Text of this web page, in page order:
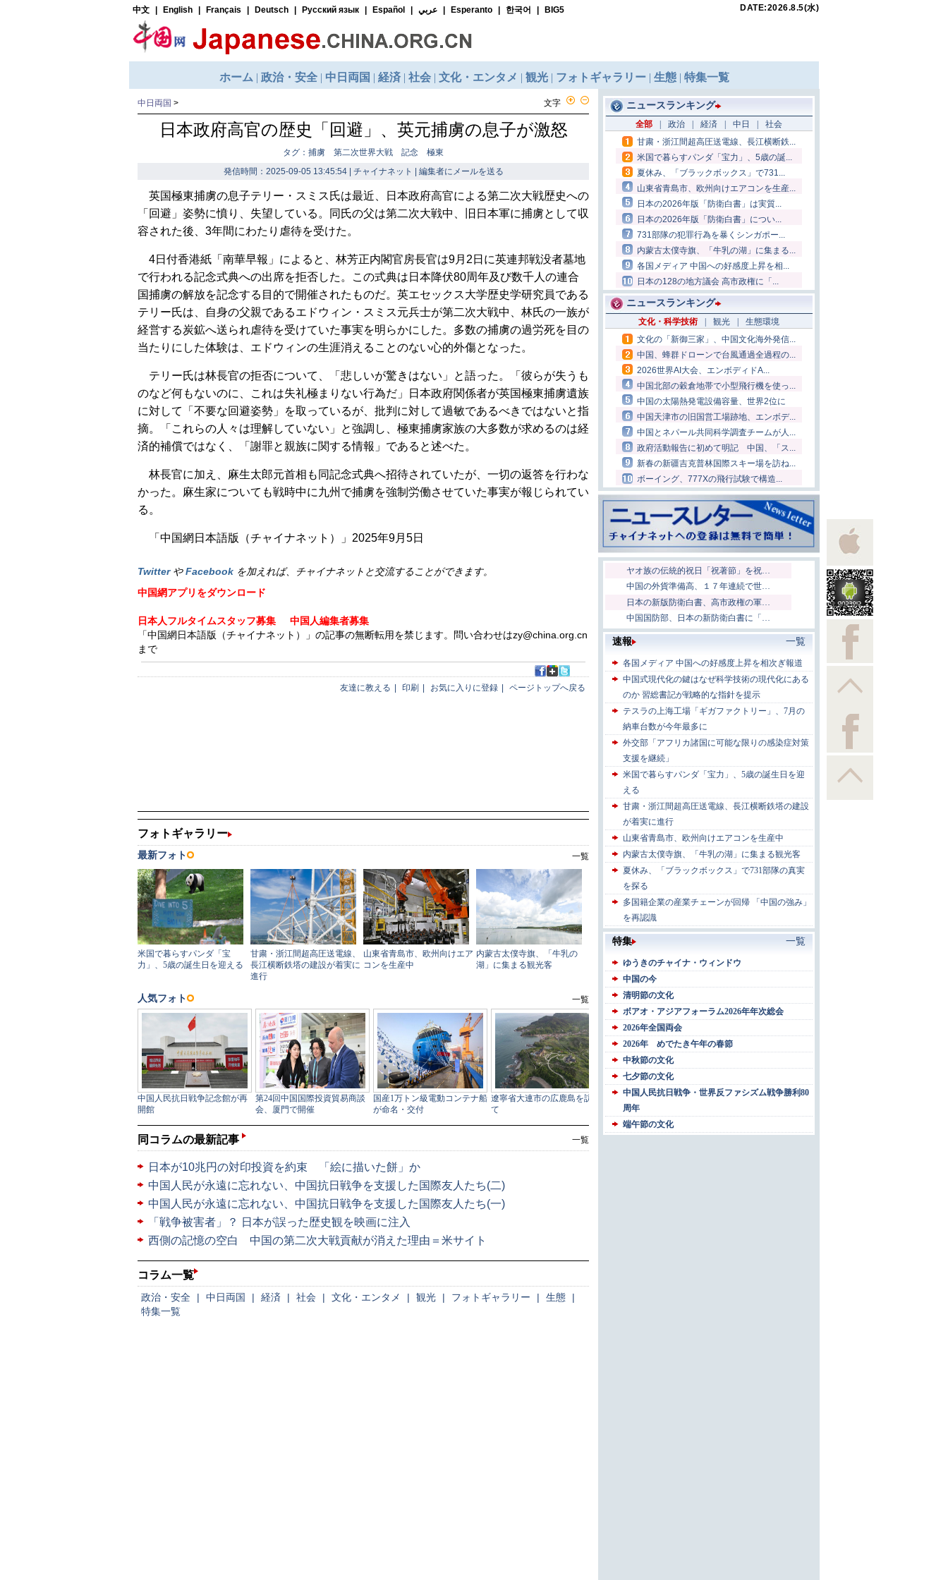
文字
中日両国 >
日本政府高官の歴史「回避」、英元捕虜の息子が激怒
タグ：捕虜 第二次世界大戦 記念 極東
発信時間：2025-09-05 13:45:54 | チャイナネット | 編集者にメールを送る
英国極東捕虜の息子テリー・スミス氏は最近、日本政府高官による第二次大戦歴史への
「回避」姿勢に憤り、失望している。同氏の父は第二次大戦中、旧日本軍に捕虜として収
容された後、3年間にわたり虐待を受けた。
4日付香港紙「南華早報」によると、林芳正内閣官房長官は9月2日に英連邦戦没者墓地
で行われる記念式典への出席を拒否した。この式典は日本降伏80周年及び数千人の連合
国捕虜の解放を記念する目的で開催されたものだ。英エセックス大学歴史学研究員である
テリー氏は、自身の父親であるエドウィン・スミス元兵士が第二次大戦中、林氏の一族が
経営する炭鉱へ送られ虐待を受けていた事実を明らかにした。多数の捕虜の過労死を目の
当たりにした体験は、エドウィンの生涯消えることのない心的外傷となった。
テリー氏は林長官の拒否について、「悲しいが驚きはない」と語った。「彼らが失うも
のなど何もないのに、これは失礼極まりない行為だ」日本政府関係者が英国極東捕虜遺族
に対して「不要な回避姿勢」を取っているが、批判に対して過敏であるべきではないと指
摘。「これらの人々は理解していない」と強調し、極東捕虜家族の大多数が求めるのは経
済的補償ではなく、「謝罪と親族に関する情報」であると述べた。
林長官に加え、麻生太郎元首相も同記念式典へ招待されていたが、一切の返答を行わな
かった。麻生家についても戦時中に九州で捕虜を強制労働させていた事実が報じられてい
る。
「中国網日本語版（チャイナネット）」2025年9月5日
Twitter やFacebook を加えれば、チャイナネットと交流することができます。
中国網アプリをダウンロード
日本人フルタイムスタッフ募集
中国人編集者募集
「中国網日本語版（チャイナネット）」の記事の無断転用を禁じます。問い合わせはzy@china.org.cn
まで
友達に教える 印刷 お気に入りに登録 ページトップへ戻る
一覧
同コラムの最新記事
日本が10兆円の対印投資を約束 「絵に描いた餅」か
中国人民が永遠に忘れない、中国抗日戦争を支援した国際友人たち(二)
中国人民が永遠に忘れない、中国抗日戦争を支援した国際友人たち(一)
「戦争被害者」？ 日本が誤った歴史観を映画に注入
西側の記憶の空白 中国の第二次大戦貢献が消えた理由＝米サイト
コラム一覧
政治・安全 | 中日両国 | 経済 | 社会 | 文化・エンタメ | 観光 | フォトギャラリー | 生態
|
特集一覧